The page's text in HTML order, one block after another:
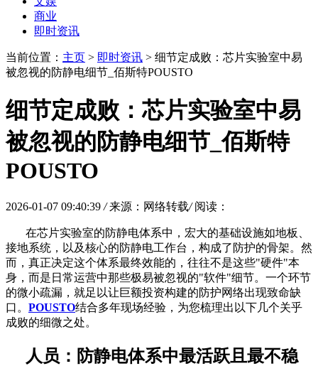
商业
即时资讯
当前位置： 主页 > 即时资讯 > 细节定成败：芯片实验室中易
被忽视的防静电细节_佰斯特POUSTO
细节定成败：芯片实验室中易
被忽视的防静电细节_佰斯特
POUSTO
2026-01-07 09:40:39 / 来源：网络转载/ 阅读：
在芯片实验室的防静电体系中，宏大的基础设施如地板、
接地系统，以及核心的防静电工作台，构成了防护的骨架。然
而，真正决定这个体系最终效能的，往往不是这些"硬件"本
身，而是日常运营中那些极易被忽视的"软件"细节。一个环节
的微小疏漏，就足以让巨额投资构建的防护网络出现致命缺
口。 POUSTO结合多年现场经验，为您梳理出以下几个关乎
成败的细微之处。
人员：防静电体系中最活跃且最不稳